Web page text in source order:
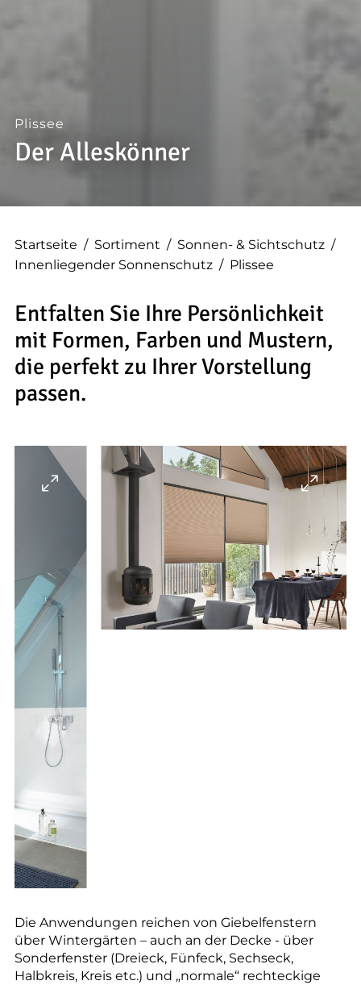
--
--
Plissee
Der Alleskönner
Startseite / Sortiment / Sonnen- & Sichtschutz /
Innenliegender Sonnenschutz / Plissee
Entfalten Sie Ihre Persönlichkeit
mit Formen, Farben und Mustern,
die perfekt zu Ihrer Vorstellung
passen.
Die Anwendungen reichen von Giebelfenstern
über Wintergärten – auch an der Decke - über
Sonderfenster (Dreieck, Fünfeck, Sechseck,
Halbkreis, Kreis etc.) und „normale“ rechteckige